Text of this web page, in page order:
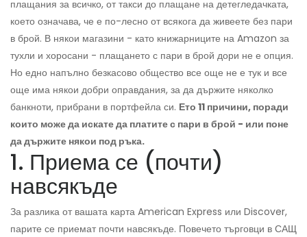
плащания за всичко, от такси до плащане на детегледачката,
което означава, че е по-лесно от всякога да живеете без пари
в брой. В някои магазини - като книжарниците на Amazon за
тухли и хоросани - плащането с пари в брой дори не е опция.
Но едно напълно безкасово общество все още не е тук и все
още има някои добри оправдания, за да държите няколко
банкноти, прибрани в портфейла си. Ето 11 причини, поради
които може да искате да платите с пари в брой - или поне
да държите някои под ръка.
1. Приема се (почти)
навсякъде
За разлика от вашата карта American Express или Discover,
парите се приемат почти навсякъде. Повечето търговци в САЩ